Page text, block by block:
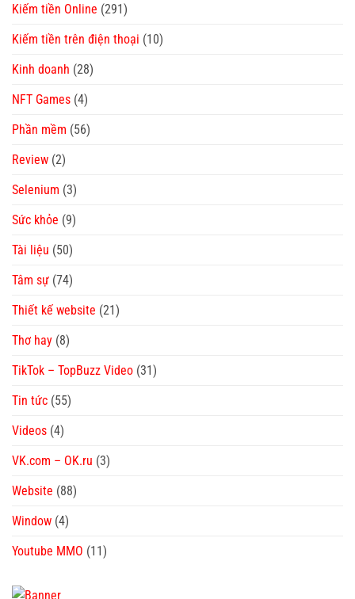
Kiếm tiền Online (291)
Kiếm tiền trên điện thoại (10)
Kinh doanh (28)
NFT Games (4)
Phần mềm (56)
Review (2)
Selenium (3)
Sức khỏe (9)
Tài liệu (50)
Tâm sự (74)
Thiết kế website (21)
Thơ hay (8)
TikTok – TopBuzz Video (31)
Tin tức (55)
Videos (4)
VK.com – OK.ru (3)
Website (88)
Window (4)
Youtube MMO (11)